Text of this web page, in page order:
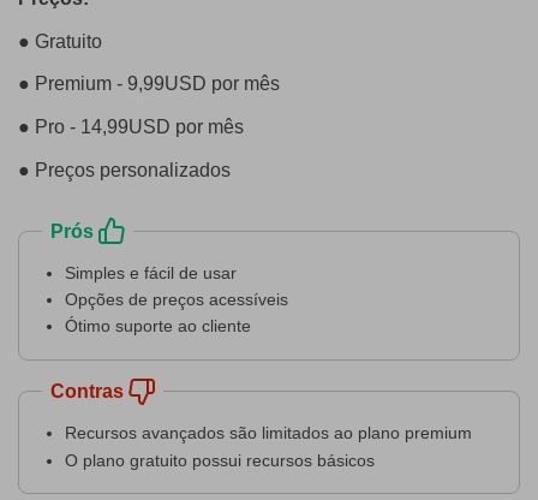
● Gratuito
● Premium - 9,99USD por mês
● Pro - 14,99USD por mês
● Preços personalizados
Prós
Simples e fácil de usar
Opções de preços acessíveis
Ótimo suporte ao cliente
Contras
Recursos avançados são limitados ao plano premium
O plano gratuito possui recursos básicos